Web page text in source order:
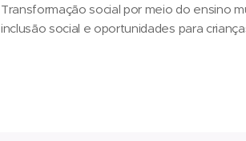
Transformação social por meio do ensino
inclusão social e oportunidades para